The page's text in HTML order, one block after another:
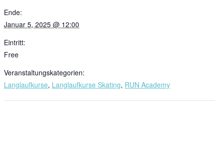
Ende:
Januar 5, 2025 @ 12:00
Eintritt:
Free
Veranstaltungskategorien:
Langlaufkurse, Langlaufkurse Skating, RUN Academy